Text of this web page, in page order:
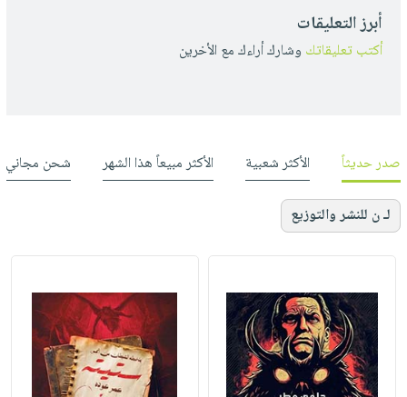
أبرز التعليقات
أكتب تعليقاتك وشارك أراءك مع الأخرين
صدر حديثاً الأكثر شعبية الأكثر مبيعاً هذا الشهر شحن مجاني
لـ ن للنشر والتوزيع